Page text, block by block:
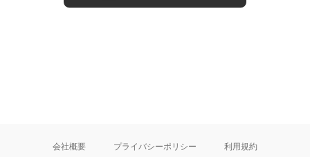
会社概要 プライバシーポリシー 利用規約